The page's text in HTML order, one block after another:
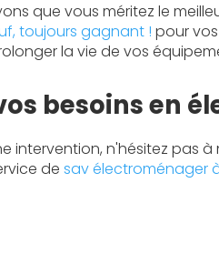
que vous méritez le
toujours gagnant ! pour
la vie de vos
besoins en
intervention, n'hésitez pas
de sav électroménager